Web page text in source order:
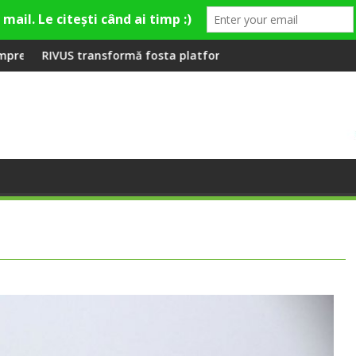
Fashion Village
platformă Carbochim într-un nou centru cultural și de
Când luna devine o întrebare